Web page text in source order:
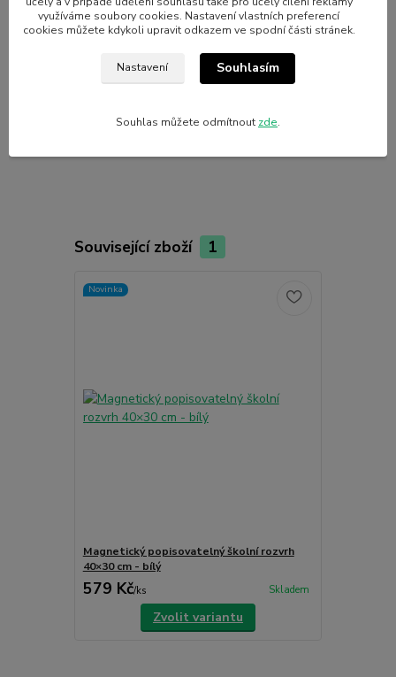
vytvořený - rádi ho domalujeme.
Nalepshop
Související zboží 1
Novinka
Magnetický popisovatelný školní rozvrh
40×30 cm - bílý
579 Kč/ks Skladem
Zvolit variantu
využíváme soubory cookies. Nastavení vlastních preferencí
cookies můžete kdykoli upravit odkazem ve spodní části stránek.
Nastavení Souhlasím
Souhlas můžete odmítnout zde.